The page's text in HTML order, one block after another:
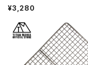
OK シングルマグカップ クッカ
トドア キャンプ用品 収納袋付
¥3,280